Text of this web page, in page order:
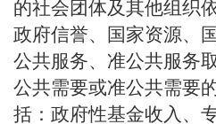
的社会团体及其他组织
政府信誉、国家资源、
公共服务、准公共服务
公共需要或准公共需要
括：政府性基金收入、